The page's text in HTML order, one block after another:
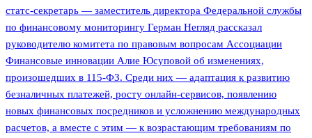
статс-секретарь — заместитель директора Федеральной службы
по финансовому мониторингу Герман Негляд рассказал
руководителю комитета по правовым вопросам Ассоциации
Финансовые инновации Алие Юсуповой об изменениях,
произошедших в 115-ФЗ. Среди них — адаптация к развитию
безналичных платежей, росту онлайн-сервисов, появлению
новых финансовых посредников и усложнению международных
расчетов, а вместе с этим — к возрастающим требованиям по